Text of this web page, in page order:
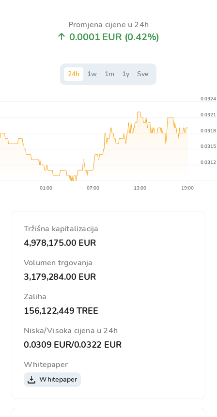
Promjena cijene u 24h
0.0001 EUR (0.42%)
24h 1w 1m 1y Sve
01:00 07:00 13:00 19:00
0.0312
0.0315
0.0318
0.0321
0.0324
Tržišna kapitalizacija
4,978,175.00 EUR
Volumen trgovanja
3,179,284.00 EUR
Zaliha
156,122,449 TREE
Niska/Visoka cijena u 24h
0.0309 EUR/0.0322 EUR
Whitepaper
Whitepaper